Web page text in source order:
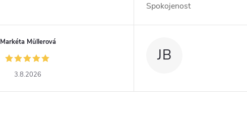
Spokojenost
Markéta Müllerová
3.8.2026
JB